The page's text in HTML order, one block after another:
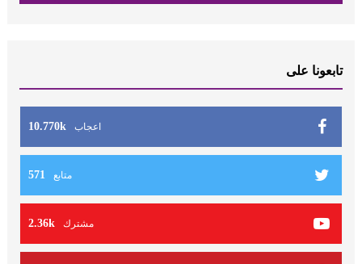
تابعونا على
10.770k اعجاب
571 متابع
2.36k مشترك